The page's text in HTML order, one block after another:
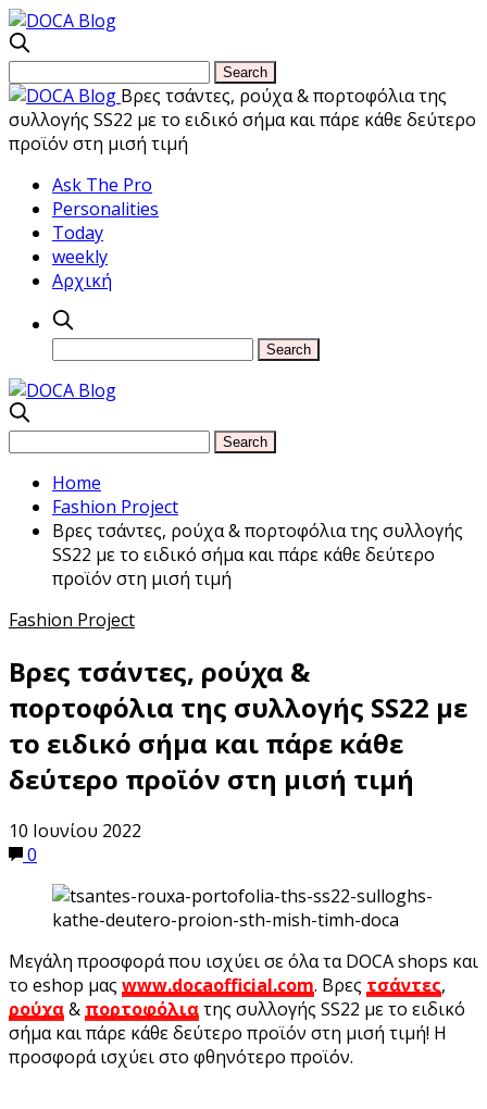
Βρες τσάντες, ρούχα & πορτοφόλια της
συλλογής SS22 με το ειδικό σήμα και πάρε κάθε δεύτερο
προϊόν στη μισή τιμή
Ask The Pro
Personalities
Today
weekly
Αρχική
Home
Fashion Project
Βρες τσάντες, ρούχα & πορτοφόλια της συλλογής
SS22 με το ειδικό σήμα και πάρε κάθε δεύτερο
προϊόν στη μισή τιμή
Fashion Project
Βρες τσάντες, ρούχα &
πορτοφόλια της συλλογής SS22 με
το ειδικό σήμα και πάρε κάθε
δεύτερο προϊόν στη μισή τιμή
10 Ιουνίου 2022
0
Μεγάλη προσφορά που ισχύει σε όλα τα DOCA shops και
το eshop μας www.docaofficial.com. Βρες τσάντες,
ρούχα& πορτοφόλιατης συλλογής SS22 με το ειδικό
σήμα και πάρε κάθε δεύτερο προϊόν στη μισή τιμή! Η
προσφορά ισχύει στο φθηνότερο προϊόν.